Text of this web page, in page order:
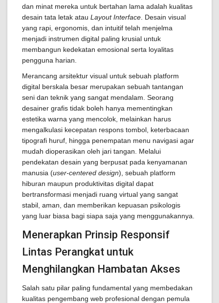
dan minat mereka untuk bertahan lama adalah kualitas
desain tata letak atau Layout Interface . Desain visual
yang rapi, ergonomis, dan intuitif telah menjelma
menjadi instrumen digital paling krusial untuk
membangun kedekatan emosional serta loyalitas
pengguna harian.
Merancang arsitektur visual untuk sebuah platform
digital berskala besar merupakan sebuah tantangan
seni dan teknik yang sangat mendalam. Seorang
desainer grafis tidak boleh hanya mementingkan
estetika warna yang mencolok, melainkan harus
mengalkulasi kecepatan respons tombol, keterbacaan
tipografi huruf, hingga penempatan menu navigasi agar
mudah dioperasikan oleh jari tangan. Melalui
pendekatan desain yang berpusat pada kenyamanan
manusia (user-centered design), sebuah platform
hiburan maupun produktivitas digital dapat
bertransformasi menjadi ruang virtual yang sangat
stabil, aman, dan memberikan kepuasan psikologis
yang luar biasa bagi siapa saja yang menggunakannya.
Menerapkan Prinsip Responsif
Lintas Perangkat untuk
Menghilangkan Hambatan Akses
Salah satu pilar paling fundamental yang membedakan
kualitas pengembang web profesional dengan pemula